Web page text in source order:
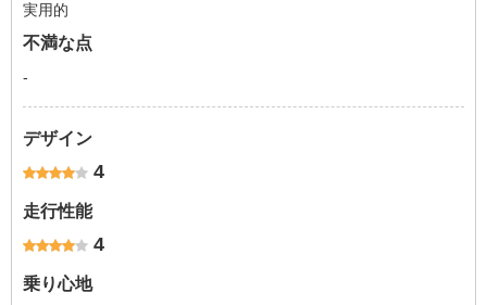
実用的
不満な点
-
デザイン
4
走行性能
4
乗り心地